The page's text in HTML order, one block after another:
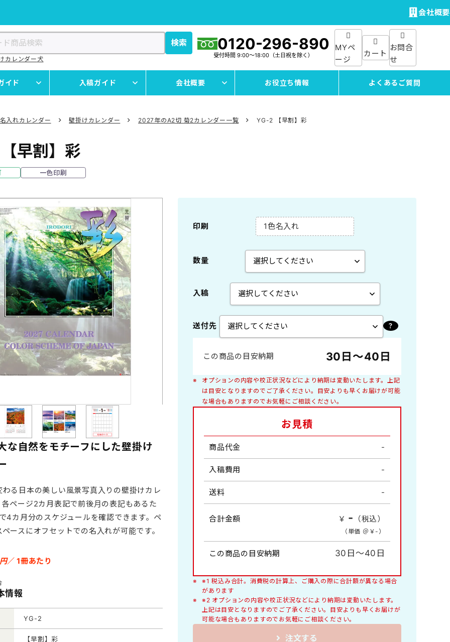
会社概要
検索
カレンダー 犬
MYペ
ージ
カート
お問合
せ
0120-296-890
受付時間 9:00～18:00（土日祝を除く）
イド 入稿ガイド 会社概要 お役立ち情報 よくあるご質問
名入れカレンダー 壁掛けカレンダー 2027年のA2切 菊2カレンダー一覧 YG-2 【早割】彩
【早割】彩
一色印刷
な自然をモチーフにした壁掛け
わる日本の美しい風景写真入りの壁掛けカレ
ページ2カ月表記で前後月の表記もあるた
4カ月分のスケジュールを確認できます。ペ
ースにオフセットでの名入れが可能です。
／ 1冊あたり
情報
YG-2
【早割】彩
印刷 1色名入れ
数量
入稿
送付先
この商品の目安納期 30日～40日
オプションの内容や校正状況などにより納期は変動いたします。上記
は目安となりますのでご了承ください。目安よりも早くお届けが可能
な場合もありますのでお気軽にご相談ください。
お見積
商品代金 -
入稿費用 -
送料 -
合計金額 ￥ - （税込）
（単価 ＠￥- ）
この商品の目安納期 30日～40日
※1 税込み合計。消費税の計算上、ご購入の際に合計額が異なる場合
があります
※2 オプションの内容や校正状況などにより納期は変動いたします。
上記は目安となりますのでご了承ください。目安よりも早くお届けが
可能な場合もありますのでお気軽にご相談ください。
注文する
製本 ペーパーリング製本 エコペーパーリング製本
プラスチックスタンド ペーパースタンド
デスクマット・他 木製卓上
B3切 46/3切 A2切 菊2
B8切 46/8切 B4切 46/4切
A4切 菊4
自然 世界遺産
日本の風景
優 車
釣り
ペット・動物
花ごよみ
ンジメント
浮世絵・版画 絵画
工芸
日本家屋
風物詩・四季の情景
わらべ詩・風物イラスト
情報
豆知識
・2ヶ月タイプ 絵柄入り
くらしの標語
ックス